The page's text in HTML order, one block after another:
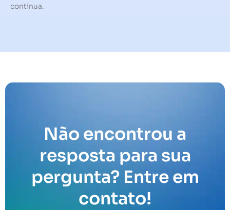
contínua.
Não encontrou a
resposta para sua
pergunta? Entre em
contato!